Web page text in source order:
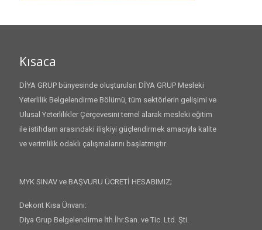
Kısaca
DİYA GRUP bünyesinde oluşturulan DİYA GRUP Mesleki
Yeterlilik Belgelendirme Bölümü, tüm sektörlerin gelişimi ve
Ulusal Yeterlilikler Çerçevesini temel alarak mesleki eğitim
ile istihdam arasındaki ilişkiyi güçlendirmek amacıyla kalite
ve verimlilik odaklı çalışmalarını başlatmıştır.
MYK SINAV ve BAŞVURU ÜCRETİ HESABIMIZ;
Dekont Kısa Ünvanı:
Diya Grup Belgelendirme İth.İhr.San. ve Tic. Ltd. Şti.